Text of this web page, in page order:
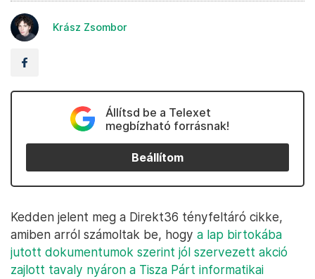
Krász Zsombor
Állítsd be a Telexet
megbízható forrásnak!
Beállítom
Kedden jelent meg a Direkt36 tényfeltáró cikke,
amiben arról számoltak be, hogy a lap birtokába
jutott dokumentumok szerint jól szervezett akció
zajlott tavaly nyáron a Tisza Párt informatikai